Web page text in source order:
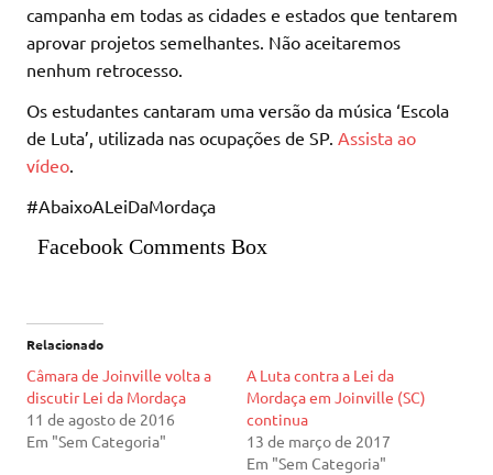
campanha em todas as cidades e estados que tentarem
aprovar projetos semelhantes. Não aceitaremos
nenhum retrocesso.
Os estudantes cantaram uma versão da música ‘Escola
de Luta’, utilizada nas ocupações de SP. Assista ao
vídeo.
#AbaixoALeiDaMordaça
Facebook Comments Box
Relacionado
Câmara de Joinville volta a
discutir Lei da Mordaça
11 de agosto de 2016
Em "Sem Categoria"
A Luta contra a Lei da
Mordaça em Joinville (SC)
continua
13 de março de 2017
Em "Sem Categoria"